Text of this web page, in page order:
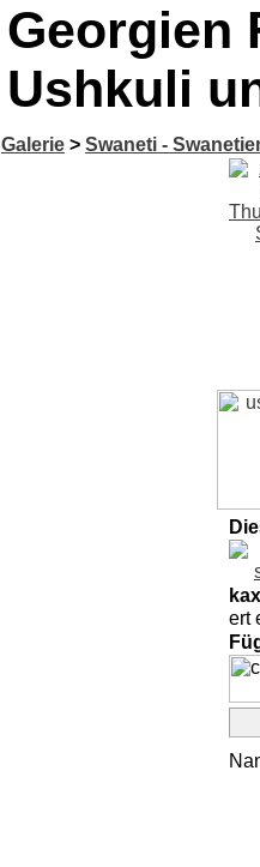
Georgien
Ushkuli
Galerie > Swaneti -
ert